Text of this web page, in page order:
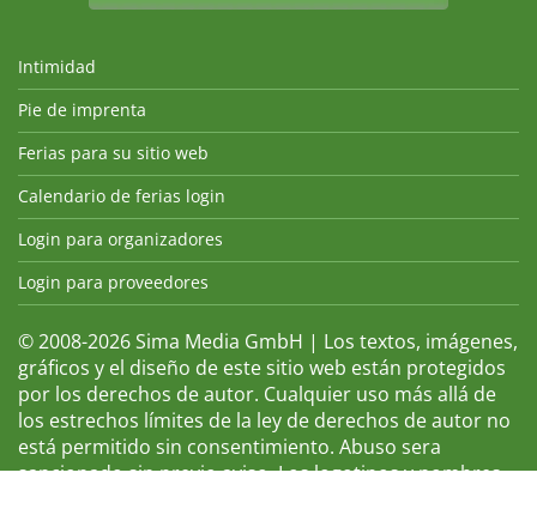
Intimidad
Pie de imprenta
Ferias para su sitio web
Calendario de ferias login
Login para organizadores
Login para proveedores
© 2008-2026 Sima Media GmbH | Los textos, imágenes,
gráficos y el diseño de este sitio web están protegidos
por los derechos de autor. Cualquier uso más allá de
los estrechos límites de la ley de derechos de autor no
está permitido sin consentimiento. Abuso sera
sancionado sin previo aviso. Los logotipos y nombres